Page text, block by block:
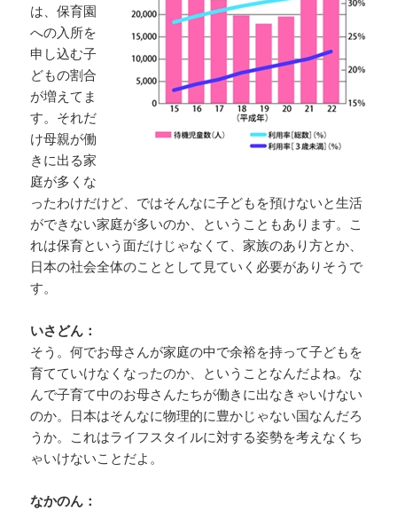
は、保育園
への入所を
申し込む子
どもの割合
が増えてま
す。それだ
け母親が働
きに出る家
庭が多くな
ったわけだけど、ではそんなに子どもを預けないと生活
ができない家庭が多いのか、ということもあります。こ
れは保育という面だけじゃなくて、家族のあり方とか、
日本の社会全体のこととして見ていく必要がありそうで
す。
いさどん：
そう。何でお母さんが家庭の中で余裕を持って子どもを
育てていけなくなったのか、ということなんだよね。な
んで子育て中のお母さんたちが働きに出なきゃいけない
のか。日本はそんなに物理的に豊かじゃない国なんだろ
うか。これはライフスタイルに対する姿勢を考えなくち
ゃいけないことだよ。
なかのん：